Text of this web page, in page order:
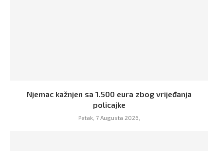
Njemac kažnjen sa 1.500 eura zbog vrijeđanja
policajke
Petak, 7 Augusta 2026,